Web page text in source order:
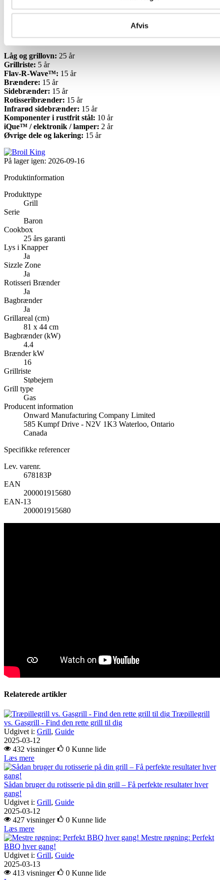
Afvis
Design:Shadow med mat Black Knight-finish
Garanti:
Låg og grillovn: 25 år
Grillriste: 5 år
Flav-R-Wave™: 15 år
Brændere: 15 år
Sidebrænder: 15 år
Rotisseribrænder: 15 år
Infrarød sidebrænder: 15 år
Komponenter i rustfrit stål: 10 år
iQue™ / elektronik / lamper: 2 år
Øvrige dele og lakering: 15 år
På lager igen: 2026-09-16
Produktinformation
Produkttype
Grill
Serie
Baron
Cookbox
25 års garanti
Lys i Knapper
Ja
Sizzle Zone
Ja
Rotisseri Brænder
Ja
Bagbrænder
Ja
Grillareal (cm)
81 x 44 cm
Bagbrænder (kW)
4.4
Brænder kW
16
Grillriste
Støbejern
Grill type
Gas
Producent information
Onward Manufacturing Company Limited
585 Kumpf Drive - N2V 1K3 Waterloo, Ontario
Canada
Specifikke referencer
Lev. varenr.
678183P
EAN
200001915680
EAN-13
200001915680
Relaterede artikler
Træpillegrill
vs. Gasgrill - Find den rette grill til dig
Udgivet i: Grill, Guide
2025-03-12
432 visninger
0 Kunne lide
Læs mere
Sådan bruger du rotisserie på din grill – Få perfekte resultater hver
gang!
Udgivet i: Grill, Guide
2025-03-12
427 visninger
0 Kunne lide
Læs mere
Mestre røgning: Perfekt
BBQ hver gang!
Udgivet i: Grill, Guide
2025-03-13
413 visninger
0 Kunne lide